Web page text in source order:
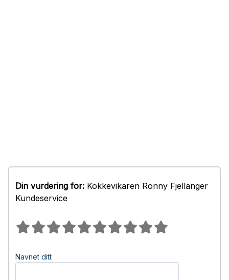
Din vurdering for: Kokkevikaren Ronny Fjellanger
Kundeservice
Navnet ditt